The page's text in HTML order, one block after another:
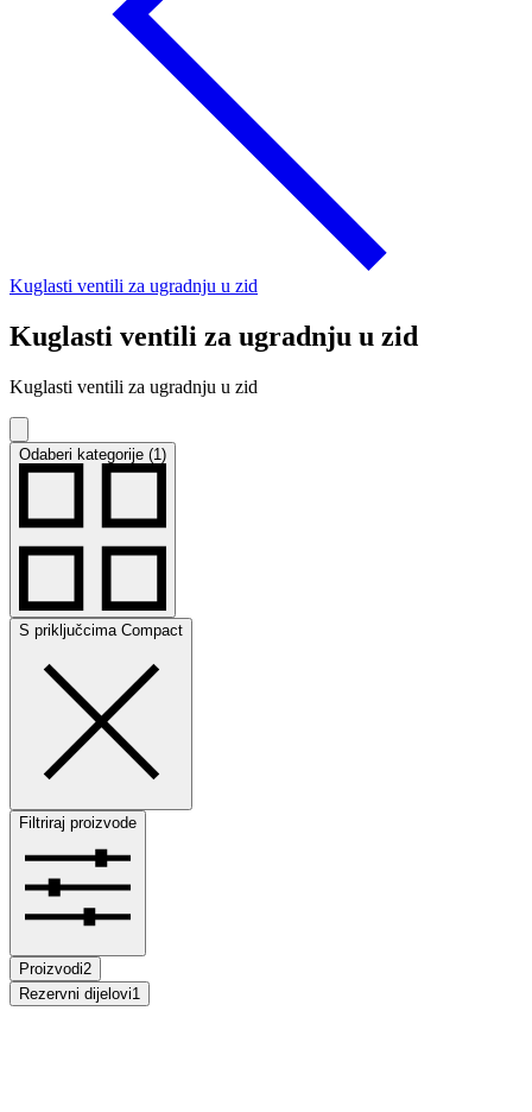
Kuglasti ventili za ugradnju u zid
Kuglasti ventili za ugradnju u zid
Kuglasti ventili za ugradnju u zid
Odaberi kategorije (1)
S priključcima Compact
Filtriraj proizvode
Proizvodi2
Rezervni dijelovi1